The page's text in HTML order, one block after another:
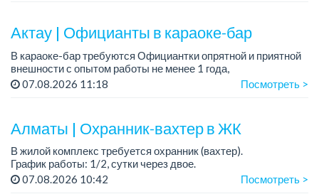
Актау | Официанты в караоке-бар
В караоке-бар требуются Официантки опрятной и приятной
внешности с опытом работы не менее 1 года,
совершеннолетние
— Удобный сменный график
...
07.08.2026 11:18 Посмотреть >
Алматы | Охранник-вахтер в ЖК
В жилой комплекс требуется охранник (вахтер).
График работы: 1/2, сутки через двое.
Требования: без вредных привычек. ...
07.08.2026 10:42 Посмотреть >